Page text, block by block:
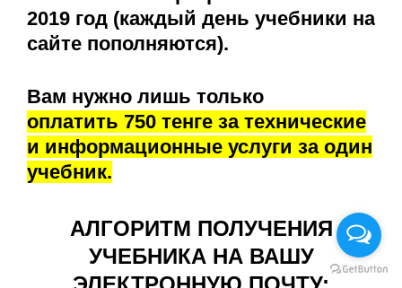
2019 год (каждый день учебники на
сайте пополняются).
Вам нужно лишь только
оплатить 750 тенге за технические
и информационные услуги за один
учебник.
АЛГОРИТМ ПОЛУЧЕНИЯ
УЧЕБНИКА НА ВАШУ